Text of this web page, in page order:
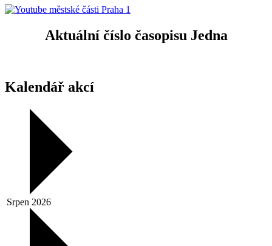
Aktuální číslo časopisu Jedna
Kalendář akcí
Srpen 2026